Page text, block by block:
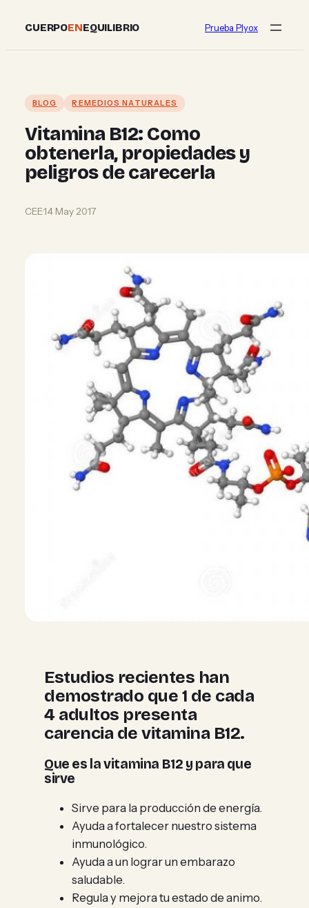
content
CUERPOENEQUILIBRIO Prueba Plyox
BLOG REMEDIOS NATURALES
Vitamina B12: Como
obtenerla, propiedades y
peligros de carecerla
CEE·14 May 2017
Estudios recientes han
demostrado que 1 de cada
4 adultos presenta
carencia de vitamina B12.
Que es la vitamina B12 y para que
sirve
Sirve para la producción de energía.
Ayuda a fortalecer nuestro sistema
inmunológico.
Ayuda a un lograr un embarazo
saludable.
Regula y mejora tu estado de animo.